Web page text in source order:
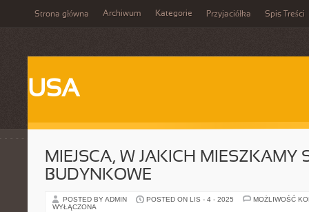
Strona główna Archiwum Kategorie Przyjaciółka Spis Treści
USA
MIEJSCA, W JAKICH MIESZKAMY
BUDYNKOWE
POSTED BY ADMIN POSTED ON LIS - 4 - 2025
MOŻLIWOŚĆ
WYŁĄCZONA